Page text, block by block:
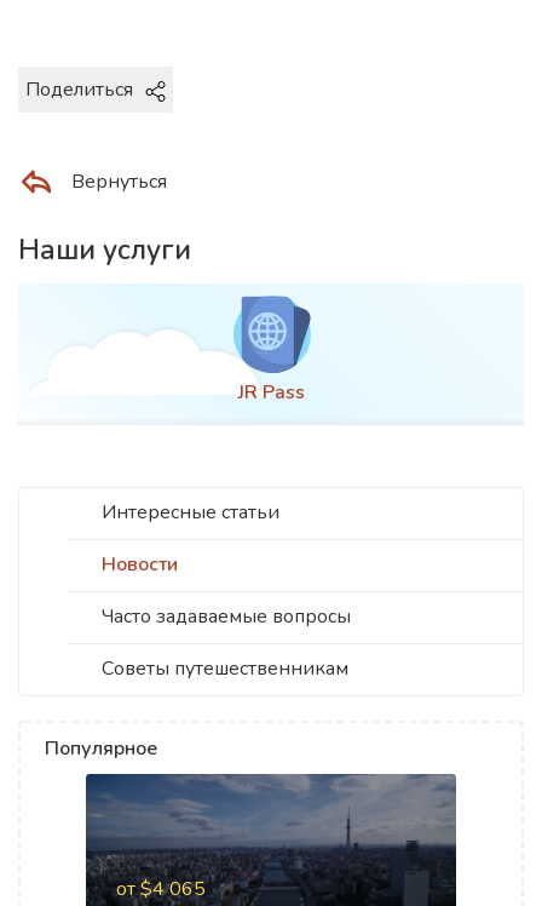
Интересные статьи
Новости
Часто задаваемые вопросы
Советы путешественникам
Популярное
от $4 065
Поделиться
Вернуться
Наши услуги
JR Pass